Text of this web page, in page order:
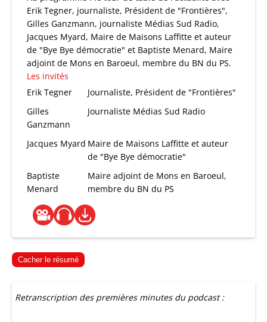
Erik Tegner, journaliste, Président de "Frontières",
Gilles Ganzmann, journaliste Médias Sud Radio,
Jacques Myard, Maire de Maisons Laffitte et auteur
de "Bye Bye démocratie" et Baptiste Menard, Maire
adjoint de Mons en Baroeul, membre du BN du PS.
Les invités
Erik Tegner
Journaliste, Président de "Frontières"
Gilles
Ganzmann
Journaliste Médias Sud Radio
Jacques Myard Maire de Maisons Laffitte et auteur
de "Bye Bye démocratie"
Baptiste
Menard
Maire adjoint de Mons en Baroeul,
membre du BN du PS
Cacher le résumé
Retranscription des premières minutes du podcast :